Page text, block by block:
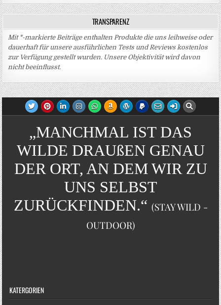
TRANSPARENZ
Mit *-markierte Beiträge enthalten Produkte die uns leihweise oder
dauerhaft für unsere ausführlichen Tests und Reviews kostenlos
zur Verfügung gestellt wurden. Unsere Objektivität wird davon
nicht beeinflusst.
„MANCHMAL IST DAS
WILDE DRAUßEN GENAU
DER ORT, AN DEM WIR ZU
UNS SELBST
ZURÜCKFINDEN.“ (STAY WILD -
OUTDOOR)
KATERGORIEN